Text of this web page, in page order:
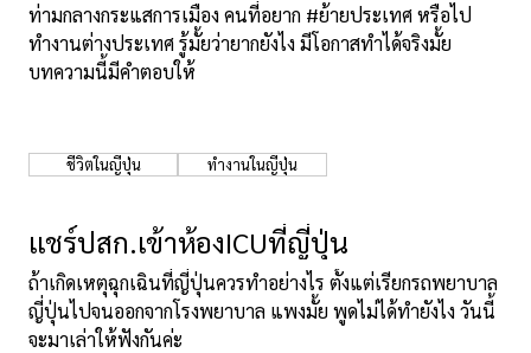
ท่ามกลางกระแสการเมือง คนที่อยาก #ย้ายประเทศ หรือไป
ทำงานต่างประเทศ รู้มั้ยว่ายากยังไง มีโอกาสทำได้จริงมั้ย
บทความนี้มีคำตอบให้
ชีวิตในญี่ปุ่น ทำงานในญี่ปุ่น
เเชร์ปสก.เข้าห้องICUที่ญี่ปุ่น
ถ้าเกิดเหตุฉุกเฉินที่ญี่ปุ่นควรทำอย่างไร ตั้งแต่เรียกรถพยาบาล
ญี่ปุ่นไปจนออกจากโรงพยาบาล แพงมั้ย พูดไม่ได้ทำยังไง วันนี้
จะมาเล่าให้ฟังกันค่ะ